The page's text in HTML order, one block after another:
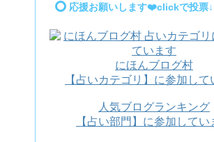
応援お願いします❤️clickで投票↓
にほんブログ村
【占いカテゴリ】に参加して
人気ブログランキング
【占い部門】に参加してい